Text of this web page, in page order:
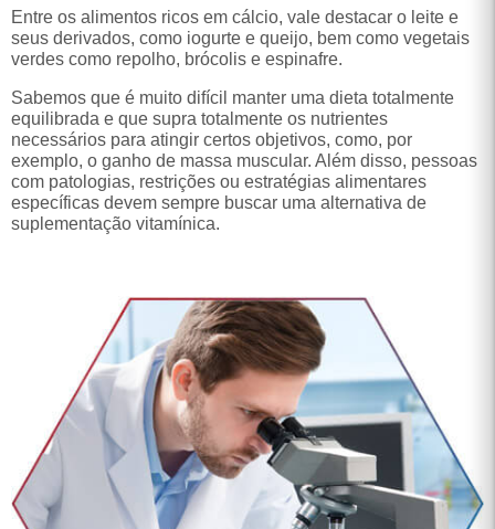
Sabemos que é muito difícil manter uma dieta totalmente
equilibrada e que supra totalmente os nutrientes
exemplo, o ganho de massa muscular. Além disso, pessoas
com patologias, restrições ou estratégias alimentares
específicas devem sempre buscar uma alternativa de
suplementação vitamínica.